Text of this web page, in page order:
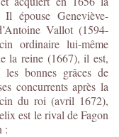
épouse Geneviève-
Vallot (1594-
ordinaire lui-même
la reine (1667), il est,
bonnes grâces de
concurrents après la
du roi (avril 1672),
est le rival de Fagon
: